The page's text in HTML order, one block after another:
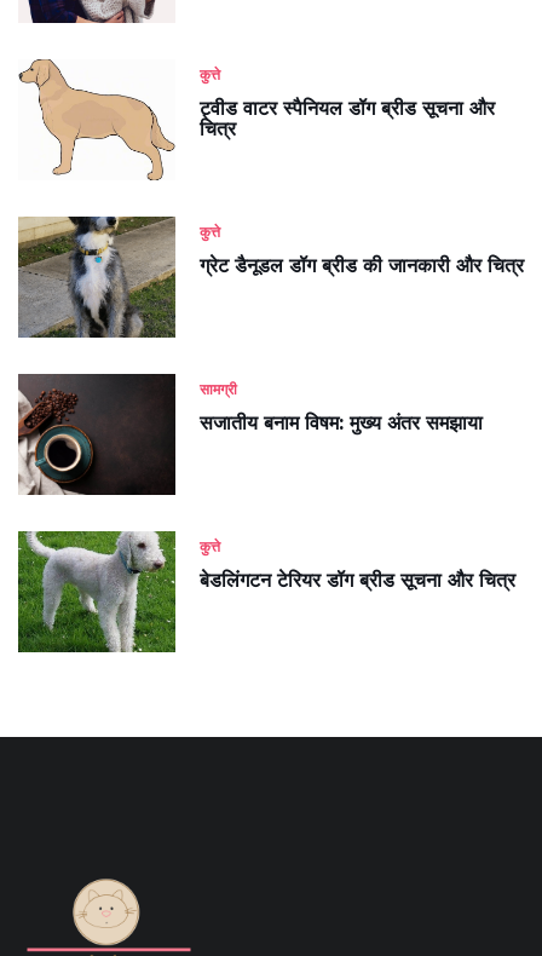
कुत्ते
ट्वीड वाटर स्पैनियल डॉग ब्रीड सूचना और
चित्र
कुत्ते
ग्रेट डैनूडल डॉग ब्रीड की जानकारी और चित्र
सामग्री
सजातीय बनाम विषम: मुख्य अंतर समझाया
कुत्ते
बेडलिंगटन टेरियर डॉग ब्रीड सूचना और चित्र